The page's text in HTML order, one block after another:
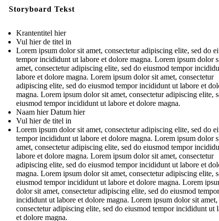
Storyboard Tekst
Krantentitel hier
Vul hier de titel in
Lorem ipsum dolor sit amet, consectetur adipiscing elite, sed do
tempor incididunt ut labore et dolore magna. Lorem ipsum dolor
amet, consectetur adipiscing elite, sed do eiusmod tempor
labore et dolore magna. Lorem ipsum dolor sit amet, consectetur
adipiscing elite, sed do eiusmod tempor incididunt ut labore et
magna. Lorem ipsum dolor sit amet, consectetur adipiscing elite,
eiusmod tempor incididunt ut labore et dolore magna.
Naam hier Datum hier
Vul hier de titel in
Lorem ipsum dolor sit amet, consectetur adipiscing elite, sed do
tempor incididunt ut labore et dolore magna. Lorem ipsum dolor
amet, consectetur adipiscing elite, sed do eiusmod tempor
labore et dolore magna. Lorem ipsum dolor sit amet, consectetur
adipiscing elite, sed do eiusmod tempor incididunt ut labore et
magna. Lorem ipsum dolor sit amet, consectetur adipiscing elite,
eiusmod tempor incididunt ut labore et dolore magna. Lorem
dolor sit amet, consectetur adipiscing elite, sed do eiusmod tempor
incididunt ut labore et dolore magna. Lorem ipsum dolor sit amet,
consectetur adipiscing elite, sed do eiusmod tempor incididunt ut
et dolore magna.